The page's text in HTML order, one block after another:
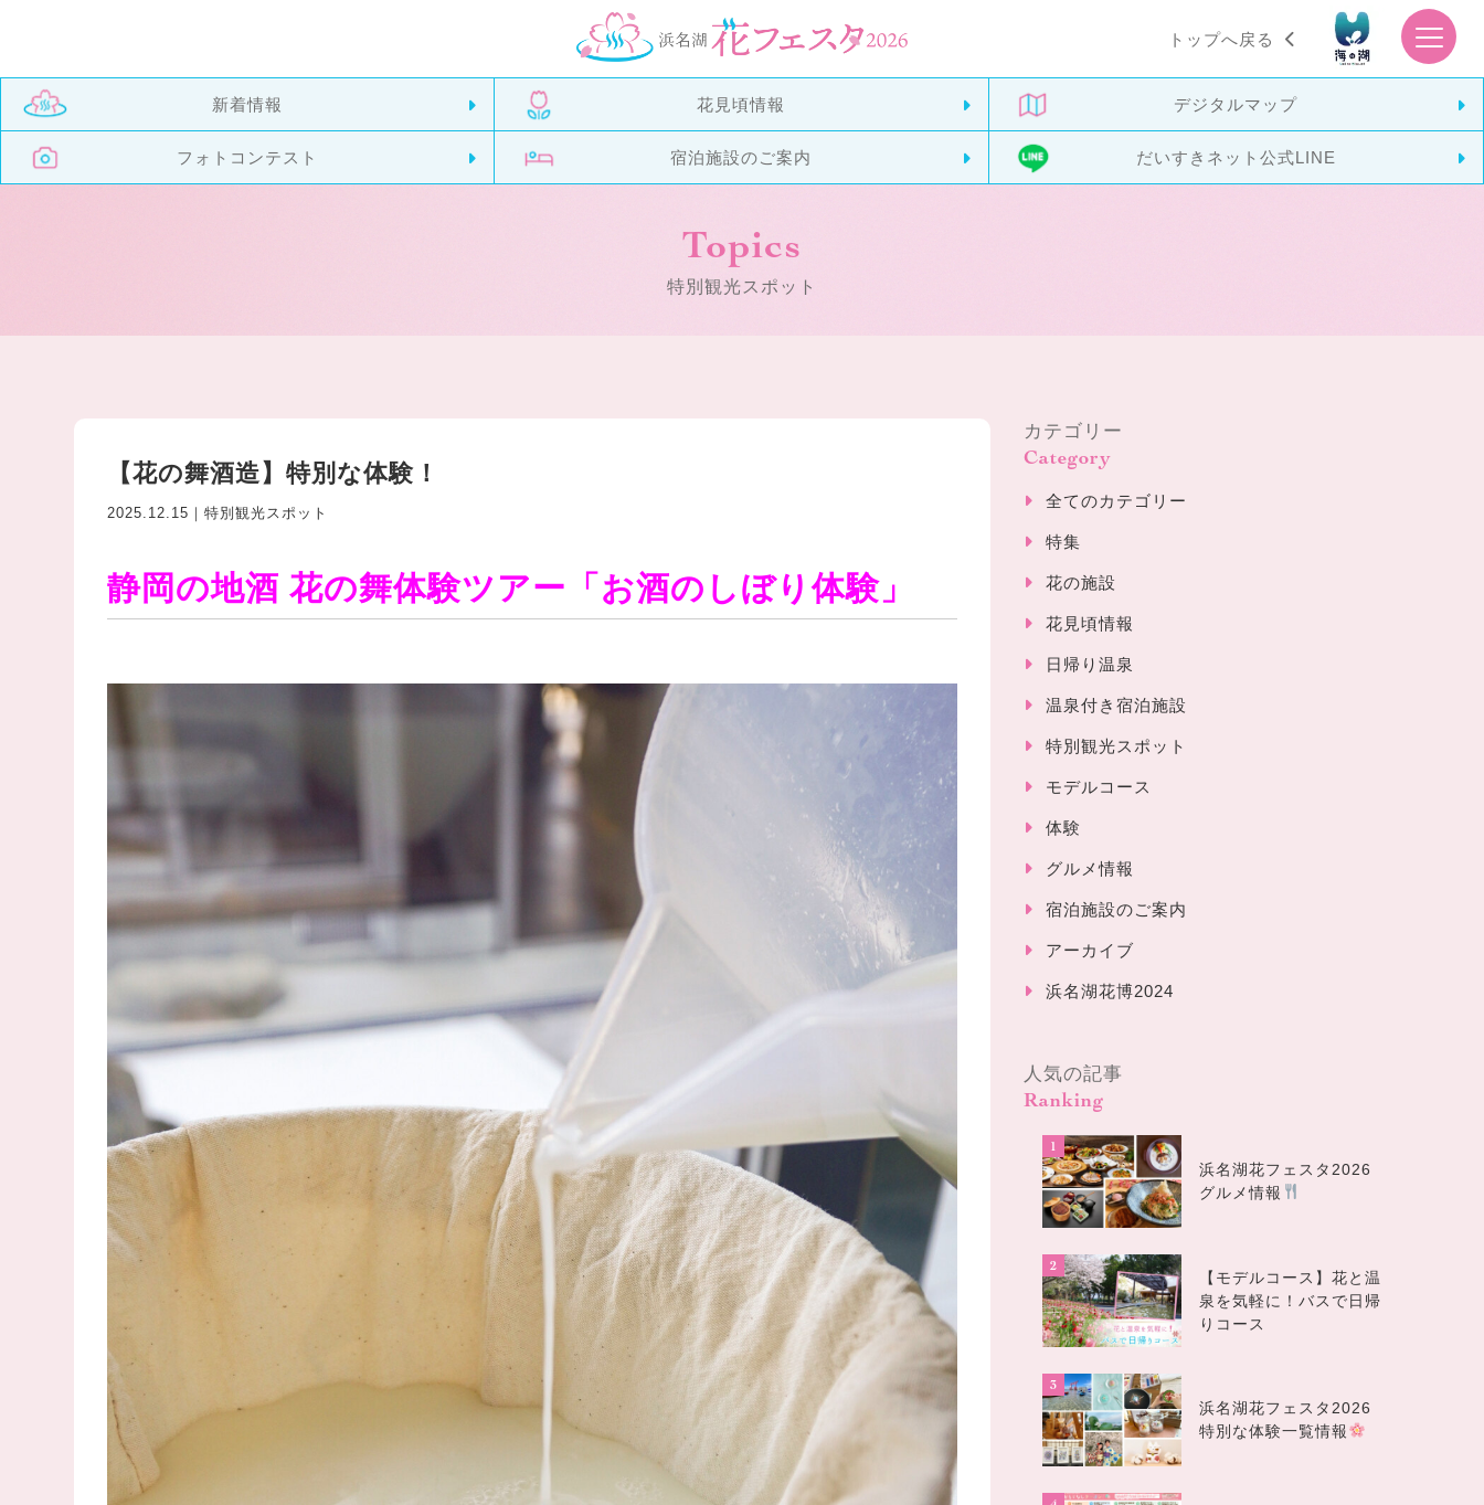
トップへ戻る
新着情報 花見頃情報 デジタルマップ
フォトコンテスト 宿泊施設のご案内 だいすきネット 公式LINE
Topics
特別観光スポット
【花の舞酒造】特別な体験！
2025.12.15｜特別観光スポット
静岡の地酒 花の舞体験ツアー「お酒のしぼり体験」
カテゴリー
Category
全てのカテゴリー
特集
花の施設
花見頃情報
日帰り温泉
温泉付き宿泊施設
特別観光スポット
モデルコース
体験
グルメ情報
宿泊施設のご案内
アーカイブ
浜名湖花博2024
人気の記事
Ranking
浜名湖花フェスタ2026
グルメ情報
【モデルコース】花と温
泉を気軽に！バスで日帰
りコース
浜名湖花フェスタ2026
特別な体験一覧情報